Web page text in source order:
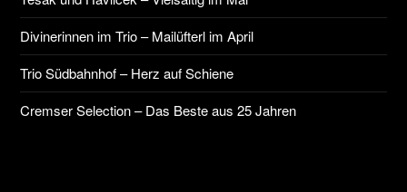
Divinerinnen im Trio – Mailüfterl im April
Trio Südbahnhof – Herz auf Schiene
Cremser Selection – Das Beste aus 25 Jahren